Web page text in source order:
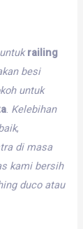
untuk railing
besi
untuk
. Kelebihan
,
di masa
kami bersih
duco atau